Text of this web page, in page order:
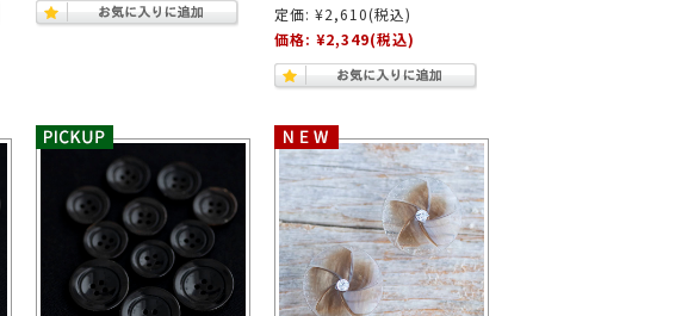
定価: ¥2,610(税込)
価格: ¥2,349(税込)